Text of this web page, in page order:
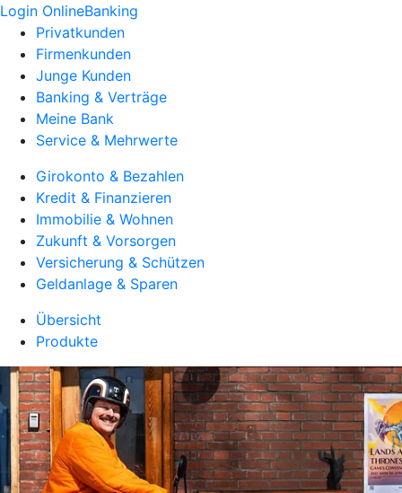
Login OnlineBanking
Privatkunden
Firmenkunden
Junge Kunden
Banking & Verträge
Meine Bank
Service & Mehrwerte
Girokonto & Bezahlen
Kredit & Finanzieren
Immobilie & Wohnen
Zukunft & Vorsorgen
Versicherung & Schützen
Geldanlage & Sparen
Übersicht
Produkte